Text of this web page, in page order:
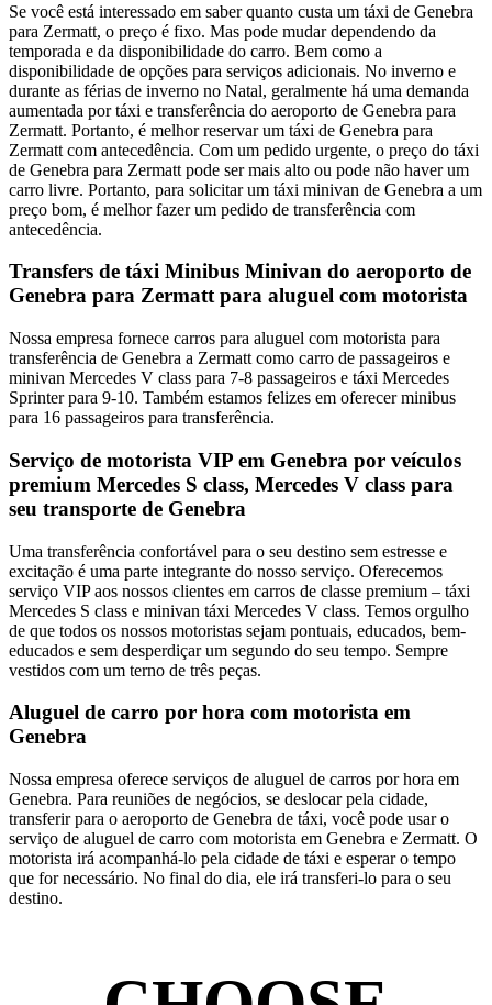
Se você está interessado em saber quanto custa um táxi de Genebra
para Zermatt, o preço é fixo. Mas pode mudar dependendo da
temporada e da disponibilidade do carro. Bem como a
disponibilidade de opções para serviços adicionais. No inverno e
durante as férias de inverno no Natal, geralmente há uma demanda
aumentada por táxi e transferência do aeroporto de Genebra para
Zermatt. Portanto, é melhor reservar um táxi de Genebra para
Zermatt com antecedência. Com um pedido urgente, o preço do táxi
de Genebra para Zermatt pode ser mais alto ou pode não haver um
carro livre. Portanto, para solicitar um táxi minivan de Genebra a um
preço bom, é melhor fazer um pedido de transferência com
antecedência.
Transfers de táxi Minibus Minivan do aeroporto de
Genebra para Zermatt para aluguel com motorista
Nossa empresa fornece carros para aluguel com motorista para
transferência de Genebra a Zermatt como carro de passageiros e
minivan Mercedes V class para 7-8 passageiros e táxi Mercedes
Sprinter para 9-10. Também estamos felizes em oferecer minibus
para 16 passageiros para transferência.
Serviço de motorista VIP em Genebra por veículos
premium Mercedes S class, Mercedes V class para
seu transporte de Genebra
Uma transferência confortável para o seu destino sem estresse e
excitação é uma parte integrante do nosso serviço. Oferecemos
serviço VIP aos nossos clientes em carros de classe premium – táxi
Mercedes S class e minivan táxi Mercedes V class. Temos orgulho
de que todos os nossos motoristas sejam pontuais, educados, bem-
educados e sem desperdiçar um segundo do seu tempo. Sempre
vestidos com um terno de três peças.
Aluguel de carro por hora com motorista em
Genebra
Nossa empresa oferece serviços de aluguel de carros por hora em
Genebra. Para reuniões de negócios, se deslocar pela cidade,
transferir para o aeroporto de Genebra de táxi, você pode usar o
serviço de aluguel de carro com motorista em Genebra e Zermatt. O
motorista irá acompanhá-lo pela cidade de táxi e esperar o tempo
que for necessário. No final do dia, ele irá transferi-lo para o seu
destino.